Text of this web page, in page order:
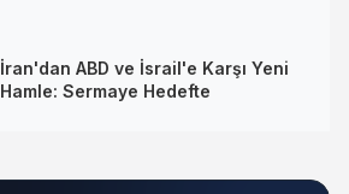
İran'dan ABD ve İsrail'e Karşı Yeni
Hamle: Sermaye Hedefte